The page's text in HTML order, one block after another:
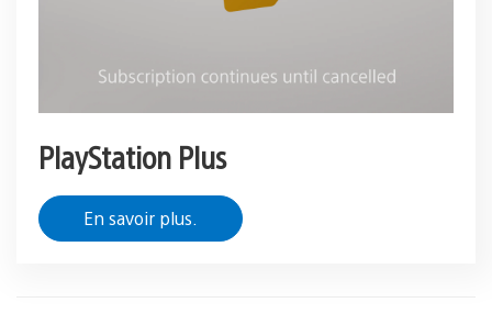
PlayStation Plus
En savoir plus.